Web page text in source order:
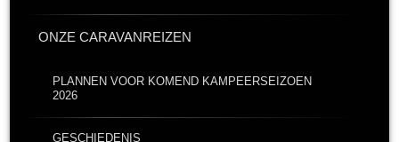
ONZE CARAVANREIZEN
PLANNEN VOOR KOMEND KAMPEERSEIZOEN
2026
GESCHIEDENIS